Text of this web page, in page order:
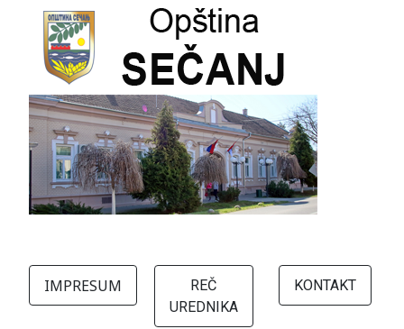
IMPRESUM
REČ
UREDNIKA
KONTAKT